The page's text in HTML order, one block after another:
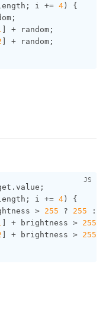
i += 4) {
] + random;
] + random;
i += 4 ) {
>
255 ? 255 :
] + brightness > 255
] + brightness > 255